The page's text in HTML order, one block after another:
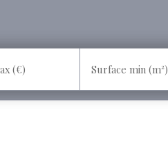
(€) Surface min (m²)